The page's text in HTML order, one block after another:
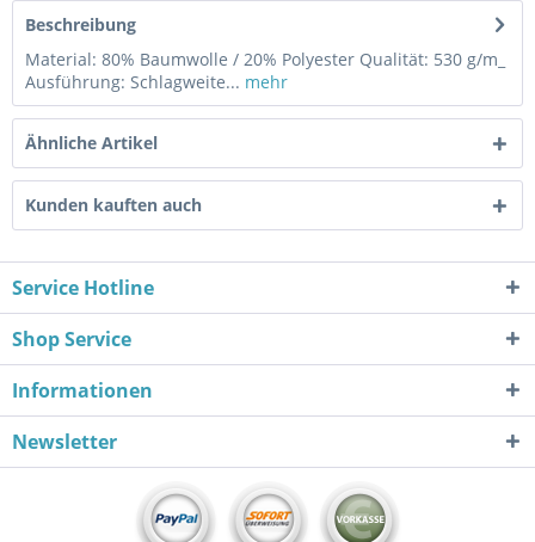
Beschreibung
Material: 80% Baumwolle / 20% Polyester Qualität: 530 g/m_
Ausführung: Schlagweite... mehr
Ähnliche Artikel
Kunden kauften auch
Service Hotline
Shop Service
Informationen
Newsletter